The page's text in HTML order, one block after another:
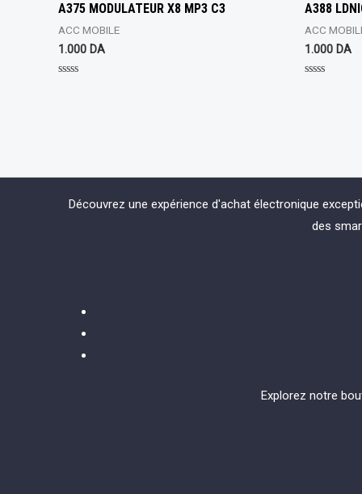
A375 MODULATEUR X8 MP3 C3
ACC MOBILE
1.000 DA
A388
ACC
1.000 DA
Découvrez une expérience d'achat électronique
des
Explorez notre